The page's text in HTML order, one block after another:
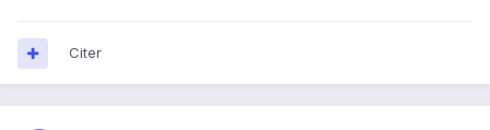
Citer